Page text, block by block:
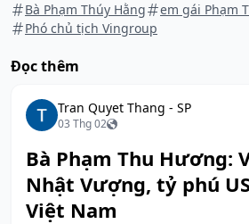
Bà Phạm Thúy Hằng
em gái Phạm
Phó chủ tịch Vingroup
Đọc thêm
Tran Quyet Thang - SP
03 Thg 02
Bà Phạm Thu Hương:
Nhật Vượng, tỷ phú
Việt Nam